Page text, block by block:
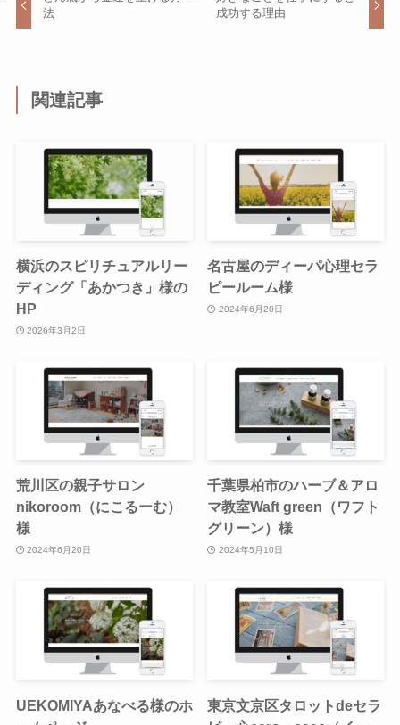
法
成功する理由
関連記事
横浜のスピリチュアルリー
ディング「あかつき」様の
HP
2026年3月2日
名古屋のディーパ心理セラ
ピールーム様
2024年6月20日
荒川区の親子サロン
nikoroom（にこるーむ）
様
2024年6月20日
千葉県柏市のハーブ＆アロ
マ教室Waft green（ワフト
グリーン）様
2024年5月10日
UEKOMIYAあなべる様のホ
東京文京区タロットdeセラ